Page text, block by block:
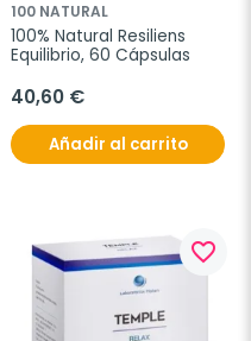
100 NATURAL
100% Natural Resiliens
Equilibrio, 60 Cápsulas
40,60 €
Añadir al carrito
favorite_border